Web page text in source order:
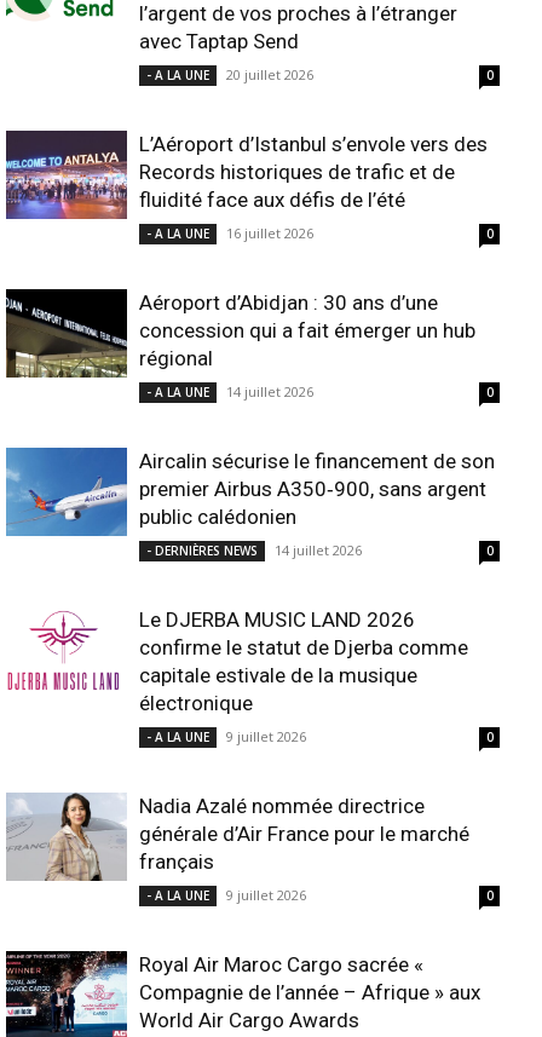
l’argent de vos proches à l’étranger
avec Taptap Send
- A LA UNE 20 juillet 2026 0
L’Aéroport d’Istanbul s’envole vers des
Records historiques de trafic et de
fluidité face aux défis de l’été
- A LA UNE 16 juillet 2026 0
Aéroport d’Abidjan : 30 ans d’une
concession qui a fait émerger un hub
régional
- A LA UNE 14 juillet 2026 0
Aircalin sécurise le financement de son
premier Airbus A350‑900, sans argent
public calédonien
- DERNIÈRES NEWS 14 juillet 2026 0
Le DJERBA MUSIC LAND 2026
confirme le statut de Djerba comme
capitale estivale de la musique
électronique
- A LA UNE 9 juillet 2026 0
Nadia Azalé nommée directrice
générale d’Air France pour le marché
français
- A LA UNE 9 juillet 2026 0
Royal Air Maroc Cargo sacrée «
Compagnie de l’année – Afrique » aux
World Air Cargo Awards